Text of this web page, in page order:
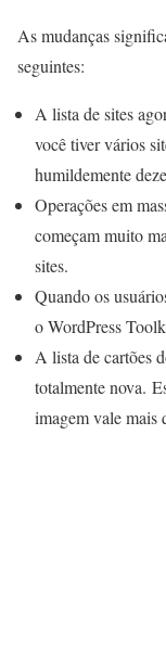
As mudanças
seguintes:
A lista de sites
você tiver vários
humildemente
Operações em
começam muito
sites.
Quando os
o WordPress
A lista de cartões
totalmente nova.
imagem vale mais